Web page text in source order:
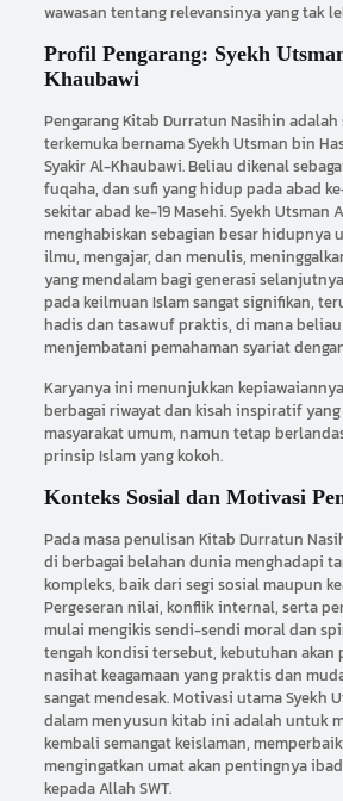
wawasan tentang relevansinya yang tak
Profil Pengarang: Syekh
Khaubawi
Pengarang Kitab Durratun Nasihin
terkemuka bernama Syekh Utsman bin
Syakir Al-Khaubawi. Beliau dikenal
fuqaha, dan sufi yang hidup pada abad
sekitar abad ke-19 Masehi. Syekh Utsman
menghabiskan sebagian besar hidupnya
ilmu, mengajar, dan menulis,
yang mendalam bagi generasi
pada keilmuan Islam sangat signifikan,
hadis dan tasawuf praktis, di mana
menjembatani pemahaman syariat
Karyanya ini menunjukkan
berbagai riwayat dan kisah inspiratif
masyarakat umum, namun tetap
prinsip Islam yang kokoh.
Konteks Sosial dan Motivasi
Pada masa penulisan Kitab Durratun
di berbagai belahan dunia menghadapi
kompleks, baik dari segi sosial maupun
Pergeseran nilai, konflik internal, serta
mulai mengikis sendi-sendi moral dan
tengah kondisi tersebut, kebutuhan akan
nasihat keagamaan yang praktis dan
sangat mendesak. Motivasi utama Syekh
dalam menyusun kitab ini adalah untuk
kembali semangat keislaman,
mengingatkan umat akan pentingnya
kepada Allah SWT.